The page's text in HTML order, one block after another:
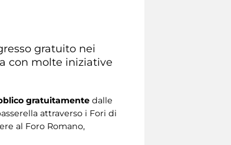
gratuito nei
con molte iniziative
gratuitamente dalle
attraverso i Fori di
al Foro Romano,